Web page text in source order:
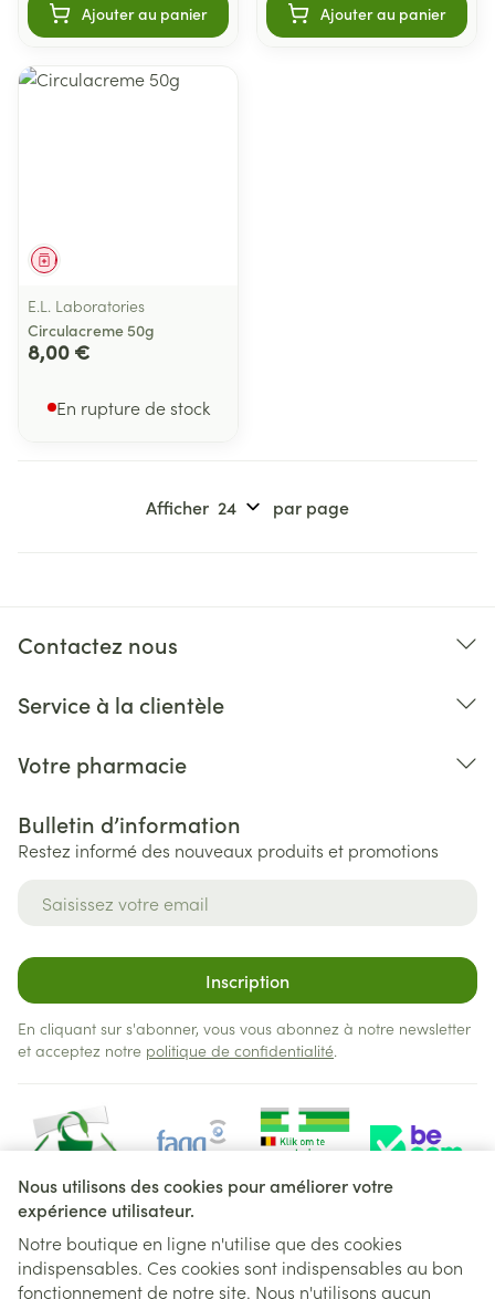
Nous utilisons des cookies pour améliorer votre
expérience utilisateur.
Notre boutique en ligne n'utilise que des cookies
indispensables. Ces cookies sont indispensables au bon
fonctionnement de notre site. Nous n'utilisons aucun
Ajouter au panier Ajouter au panier
Médicament
E.L. Laboratories
Circulacreme 50g
8,00 €
En rupture de stock
Afficher par page
Contactez nous
Service à la clientèle
Votre pharmacie
Bulletin d’information
Restez informé des nouveaux produits et promotions
Inscription
En cliquant sur s'abonner, vous vous abonnez à notre newsletter
et acceptez notre politique de confidentialité.
Liens légaux